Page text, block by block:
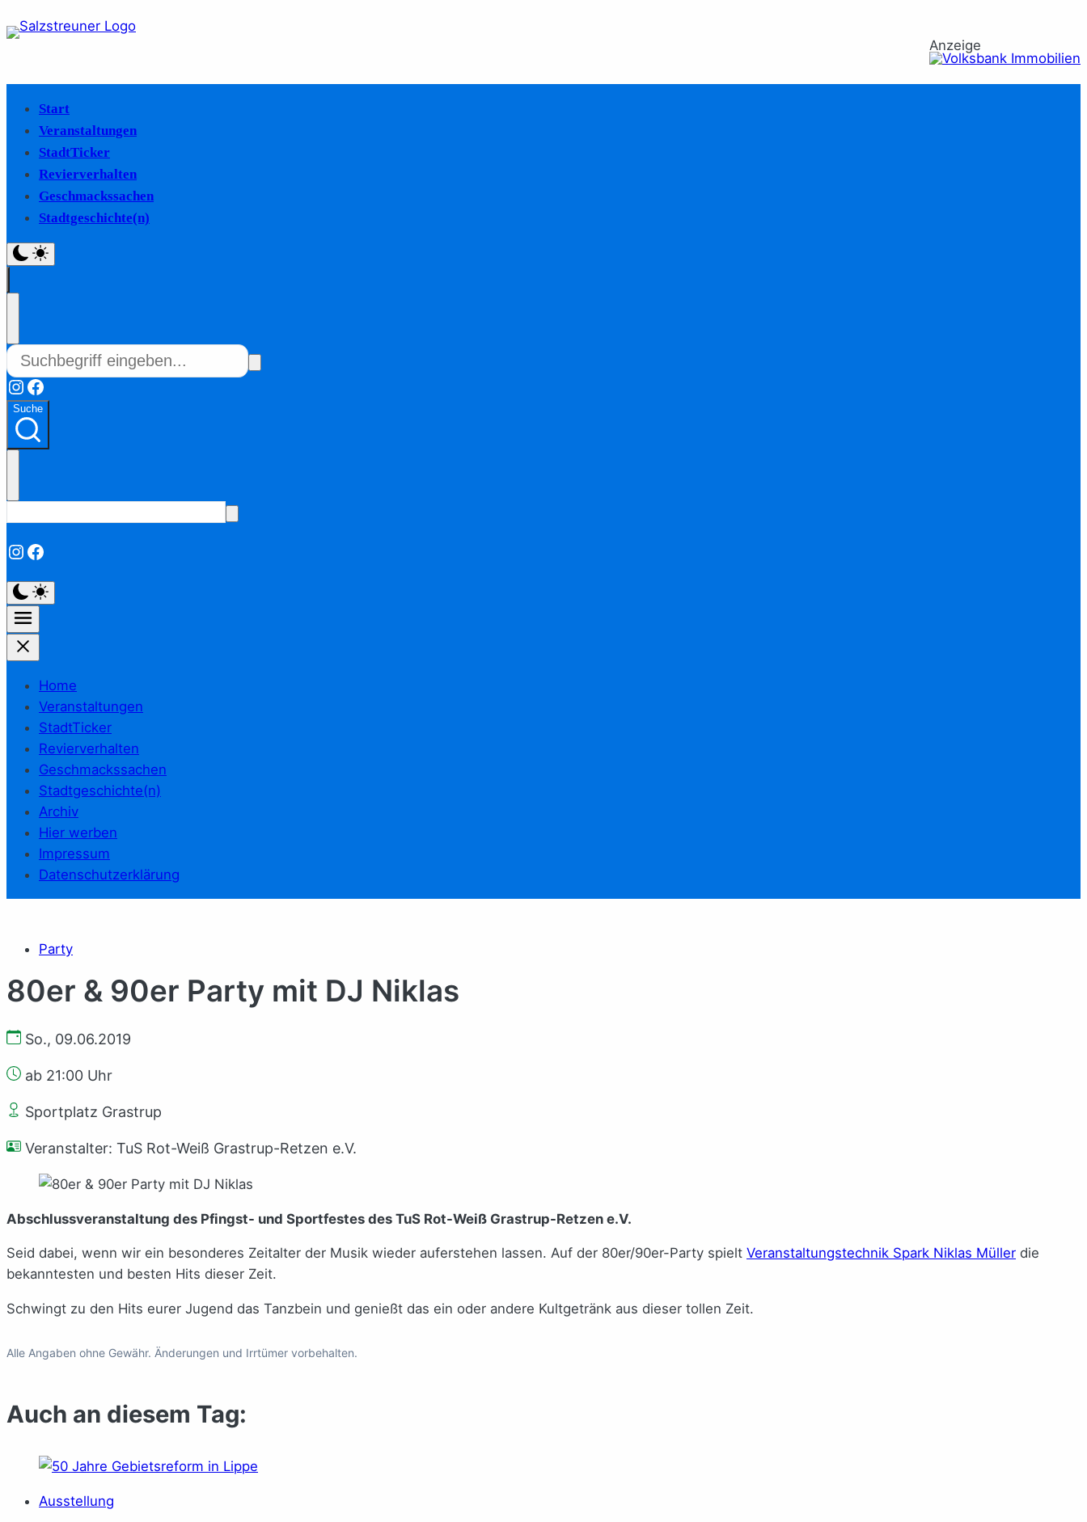
Anzeige
Start
Veranstaltungen
StadtTicker
Revierverhalten
Geschmackssachen
Stadtgeschichte(n)
Instagram
Facebook
Suche
Instagram
Facebook
Home
Veranstaltungen
StadtTicker
Revierverhalten
Geschmackssachen
Stadtgeschichte(n)
Archiv
Hier werben
Impressum
Datenschutzerklärung
Party
80er & 90er Party mit DJ Niklas
So., 09.06.2019
ab 21:00 Uhr
Sportplatz Grastrup
Veranstalter: TuS Rot-Weiß Grastrup-Retzen e.V.
Abschlussveranstaltung des Pfingst- und Sportfestes des TuS Rot-Weiß Grastrup-Retzen e.V.
Seid dabei, wenn wir ein besonderes Zeitalter der Musik wieder auferstehen lassen. Auf der 80er/90er-Party spielt Veranstaltungstechnik Spark Niklas Müller die
bekanntesten und besten Hits dieser Zeit.
Schwingt zu den Hits eurer Jugend das Tanzbein und genießt das ein oder andere Kultgetränk aus dieser tollen Zeit.
Alle Angaben ohne Gewähr. Änderungen und Irrtümer vorbehalten.
Auch an diesem Tag:
Ausstellung